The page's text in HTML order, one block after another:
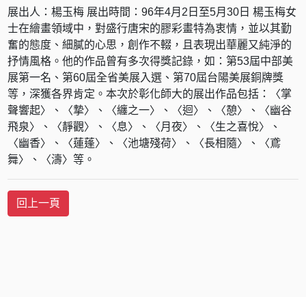
展出人：楊玉梅 展出時間：96年4月2日至5月30日 楊玉梅女
士在繪畫領域中，對盛行唐宋的膠彩畫特為衷情，並以其勤
奮的態度、細膩的心思，創作不輟，且表現出華麗又純淨的
抒情風格。他的作品曾有多次得獎記錄，如：第53屆中部美
展第一名、第60屆全省美展入選、第70屆台陽美展銅牌獎
等，深獲各界肯定。本次於彰化師大的展出作品包括：〈掌
聲響起〉、〈摯〉、〈纏之一〉、〈迴〉、〈憩〉、〈幽谷
飛泉〉、〈靜觀〉、〈息〉、〈月夜〉、〈生之喜悅〉、
〈幽香〉、〈蓮蓬〉、〈池塘殘荷〉、〈長相隨〉、〈鳶
舞〉、〈濤〉等。